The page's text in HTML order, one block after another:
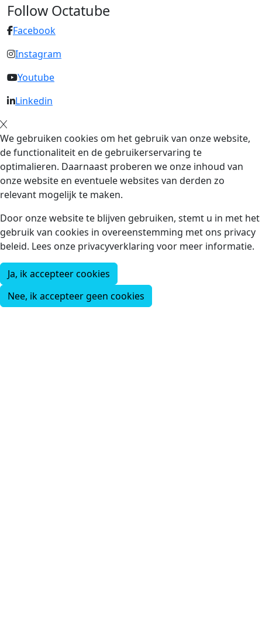
Follow Octatube
Facebook
Instagram
Youtube
Linkedin
We gebruiken cookies om het gebruik van onze website,
de functionaliteit en de gebruikerservaring te
optimalieren. Daarnaast proberen we onze inhoud van
onze website en eventuele websites van derden zo
relevant mogelijk te maken.
Door onze website te blijven gebruiken, stemt u in met het
gebruik van cookies in overeenstemming met ons privacy
beleid. Lees onze privacyverklaring voor meer informatie.
Ja, ik accepteer cookies
Nee, ik accepteer geen cookies